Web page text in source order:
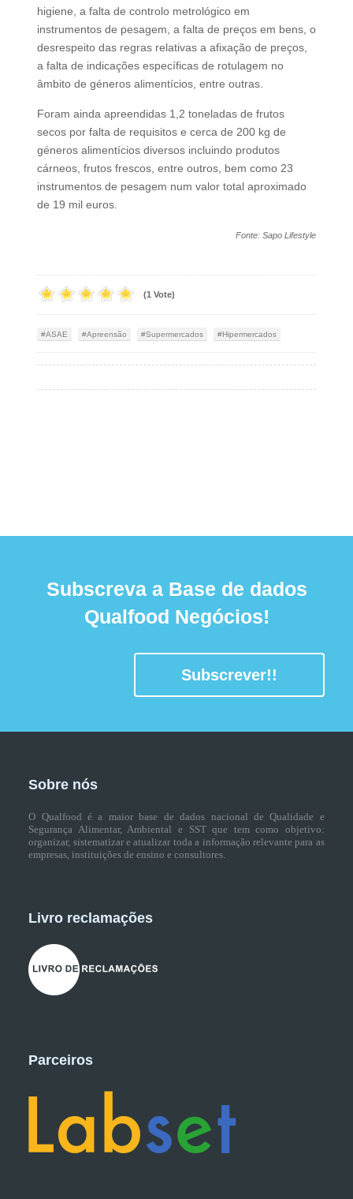
higiene, a falta de controlo metrológico em
instrumentos de pesagem, a falta de preços em bens, o
desrespeito das regras relativas a afixação de preços,
a falta de indicações específicas de rotulagem no
âmbito de géneros alimentícios, entre outras.
Foram ainda apreendidas 1,2 toneladas de frutos
secos por falta de requisitos e cerca de 200 kg de
géneros alimentícios diversos incluindo produtos
cárneos, frutos frescos, entre outros, bem como 23
instrumentos de pesagem num valor total aproximado
de 19 mil euros.
Fonte: Sapo Lifestyle
(1 Vote)
ASAE Apreensão Supermercados Hipermercados
Subscreva a Base de dados
Qualfood Negócios!
Subscrever!!
Sobre nós
O Qualfood é a maior base de dados nacional de Qualidade e
Segurança Alimentar, Ambiental e SST que tem como objetivo:
organizar, sistematizar e atualizar toda a informação relevante para as
empresas, instituições de ensino e consultores.
Livro reclamações
Parceiros